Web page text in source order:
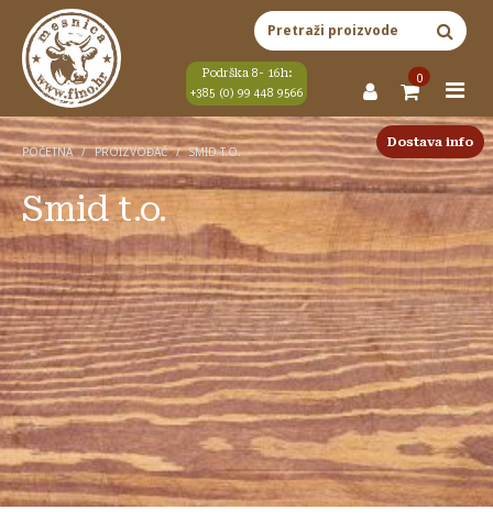
Skip to content
Main Navigation Pretraži:
Podrška 8- 16h:
+385 (0) 99 448 9566
Dostava info
0
POČETNA / PROIZVOĐAČ / SMID T.O.
Smid t.o.